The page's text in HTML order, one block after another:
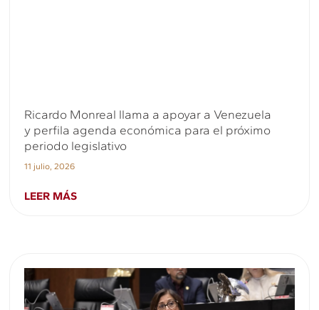
Ricardo Monreal llama a apoyar a Venezuela
y perfila agenda económica para el próximo
periodo legislativo
11 julio, 2026
LEER MÁS